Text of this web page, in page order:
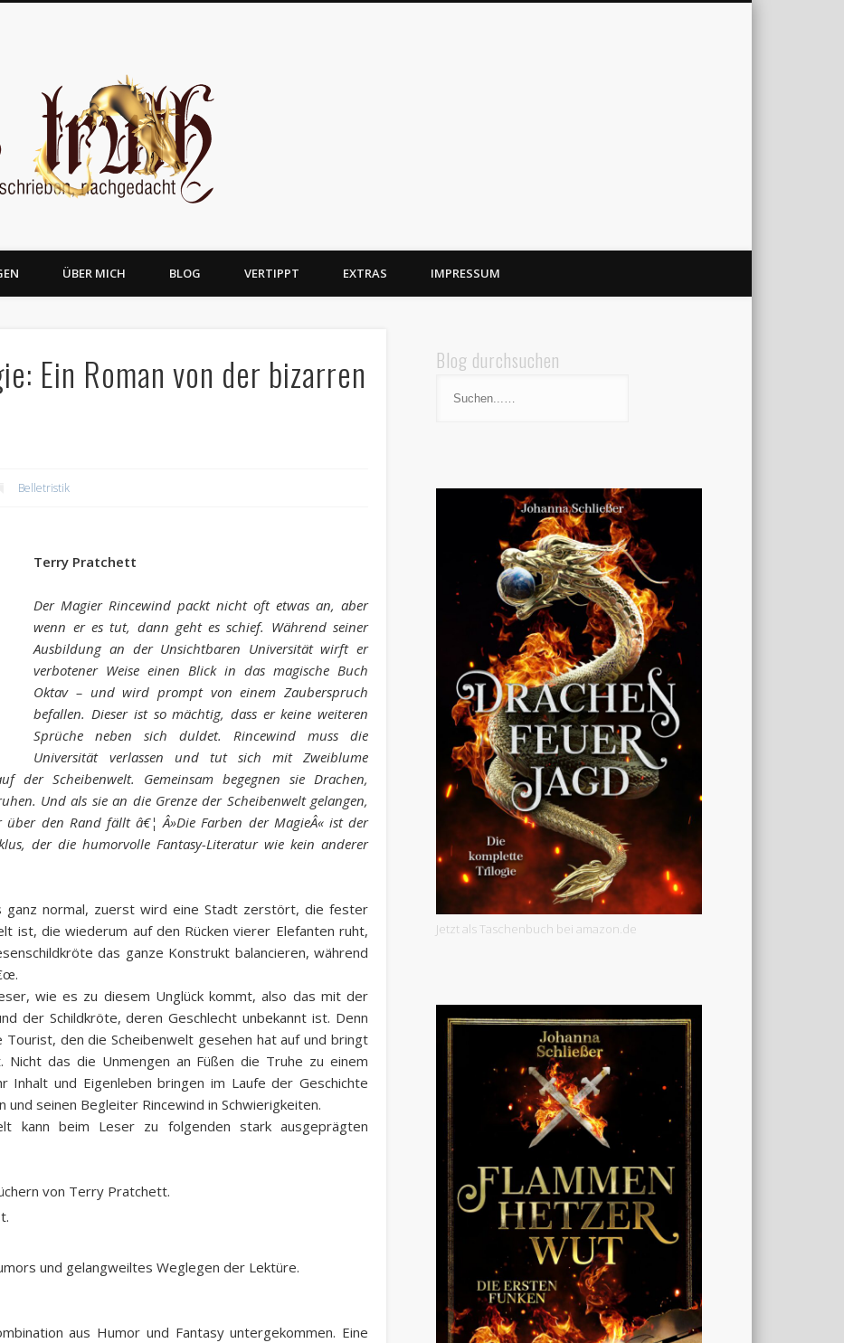
ÜBER MICH BLOG VERTIPPT EXTRAS IMPRESSUM
Ein Roman von der bizarren
Belletristik
Terry Pratchett
Der Magier Rincewind packt nicht oft etwas an, aber
wenn er es tut, dann geht es schief. Während seiner
Ausbildung an der Unsichtbaren Universität wirft er
verbotener Weise einen Blick in das magische Buch
Oktav – und wird prompt von einem Zauberspruch
befallen. Dieser ist so mächtig, dass er keine weiteren
Sprüche neben sich duldet. Rincewind muss die
Universität verlassen und tut sich mit Zweiblume
der Scheibenwelt. Gemeinsam begegnen sie Drachen,
Und als sie an die Grenze der Scheibenwelt gelangen,
den Rand fällt â€¦ Â»Die Farben der MagieÂ« ist der
der die humorvolle Fantasy-Literatur wie kein anderer
ganz normal, zuerst wird eine Stadt zerstört, die fester
ist, die wiederum auf den Rücken vierer Elefanten ruht,
das ganze Konstrukt balancieren, während
wie es zu diesem Unglück kommt, also das mit der
der Schildkröte, deren Geschlecht unbekannt ist. Denn
den die Scheibenwelt gesehen hat auf und bringt
Nicht das die Unmengen an Füßen die Truhe zu einem
Inhalt und Eigenleben bringen im Laufe der Geschichte
seinen Begleiter Rincewind in Schwierigkeiten.
kann beim Leser zu folgenden stark ausgeprägten
von Terry Pratchett.
und gelangweiltes Weglegen der Lektüre.
aus Humor und Fantasy untergekommen. Eine
Blog durchsuchen
Jetzt als Taschenbuch bei amazon.de